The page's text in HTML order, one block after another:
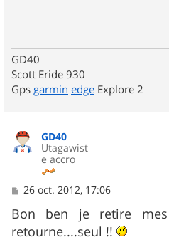
GD40
Scott Eride 930
Gps garmin edge Explore 2
GD40
Utagawist
e accro
M
s
s
a
26 oct. 2012, 17:06
Bon ben je retire
retourne....seul !!